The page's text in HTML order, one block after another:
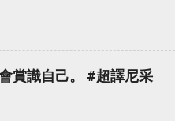
賞識自己。 #超譯尼采